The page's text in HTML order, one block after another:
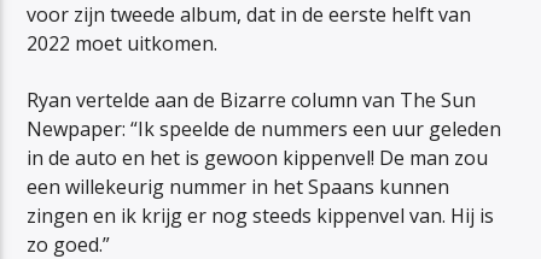
voor zijn tweede album, dat in de eerste helft van
2022 moet uitkomen.
Ryan vertelde aan de Bizarre column van The Sun
Newpaper: “Ik speelde de nummers een uur geleden
in de auto en het is gewoon kippenvel! De man zou
een willekeurig nummer in het Spaans kunnen
zingen en ik krijg er nog steeds kippenvel van. Hij is
zo goed.”